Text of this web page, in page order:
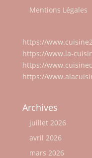
Mentions Légales
https://
https://www.la-
https://
https://
Archives
juillet 2026
avril 2026
mars 2026